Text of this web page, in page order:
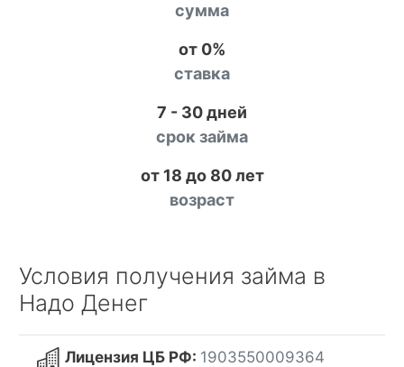
сумма
от 0%
ставка
7 - 30 дней
срок займа
от 18 до 80 лет
возраст
Условия получения займа в
Надо Денег
Лицензия ЦБ РФ: 1903550009364